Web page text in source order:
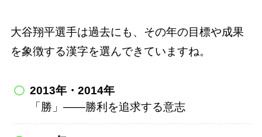
大谷翔平選手は過去にも、その年の目標や成果
を象徴する漢字を選んできていますね。
2013年・2014年
「勝」――勝利を追求する意志